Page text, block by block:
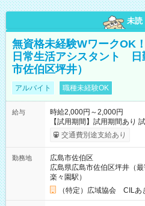
未読
無資格未経験WワークOK
日常生活アシスタント 日
市佐伯区坪井）
アルバイト 職種未経験OK
給与
時給2,000円～2,000円
【試用期間】試用期間あり
給与は本採用時と同じです。
交通費別途支給あり
勤務地
広島市佐伯区
広島県広島市佐伯区坪井（
楽々園駅）
（特定）広域協会 CILあ